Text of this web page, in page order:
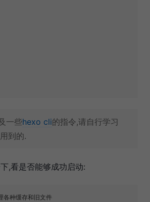
一些hexo cli的指令,请自行学习
到的.
,看是否能够成功启动:
各种缓存和旧文件